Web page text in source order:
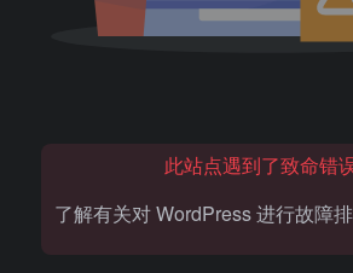
此站点遇到了致命错误
了解有关对 WordPress 进行故障排